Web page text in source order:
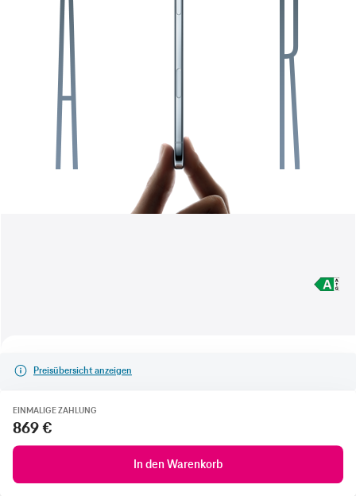
Preisübersicht anzeigen
EINMALIGE ZAHLUNG
869 €
In den Warenkorb